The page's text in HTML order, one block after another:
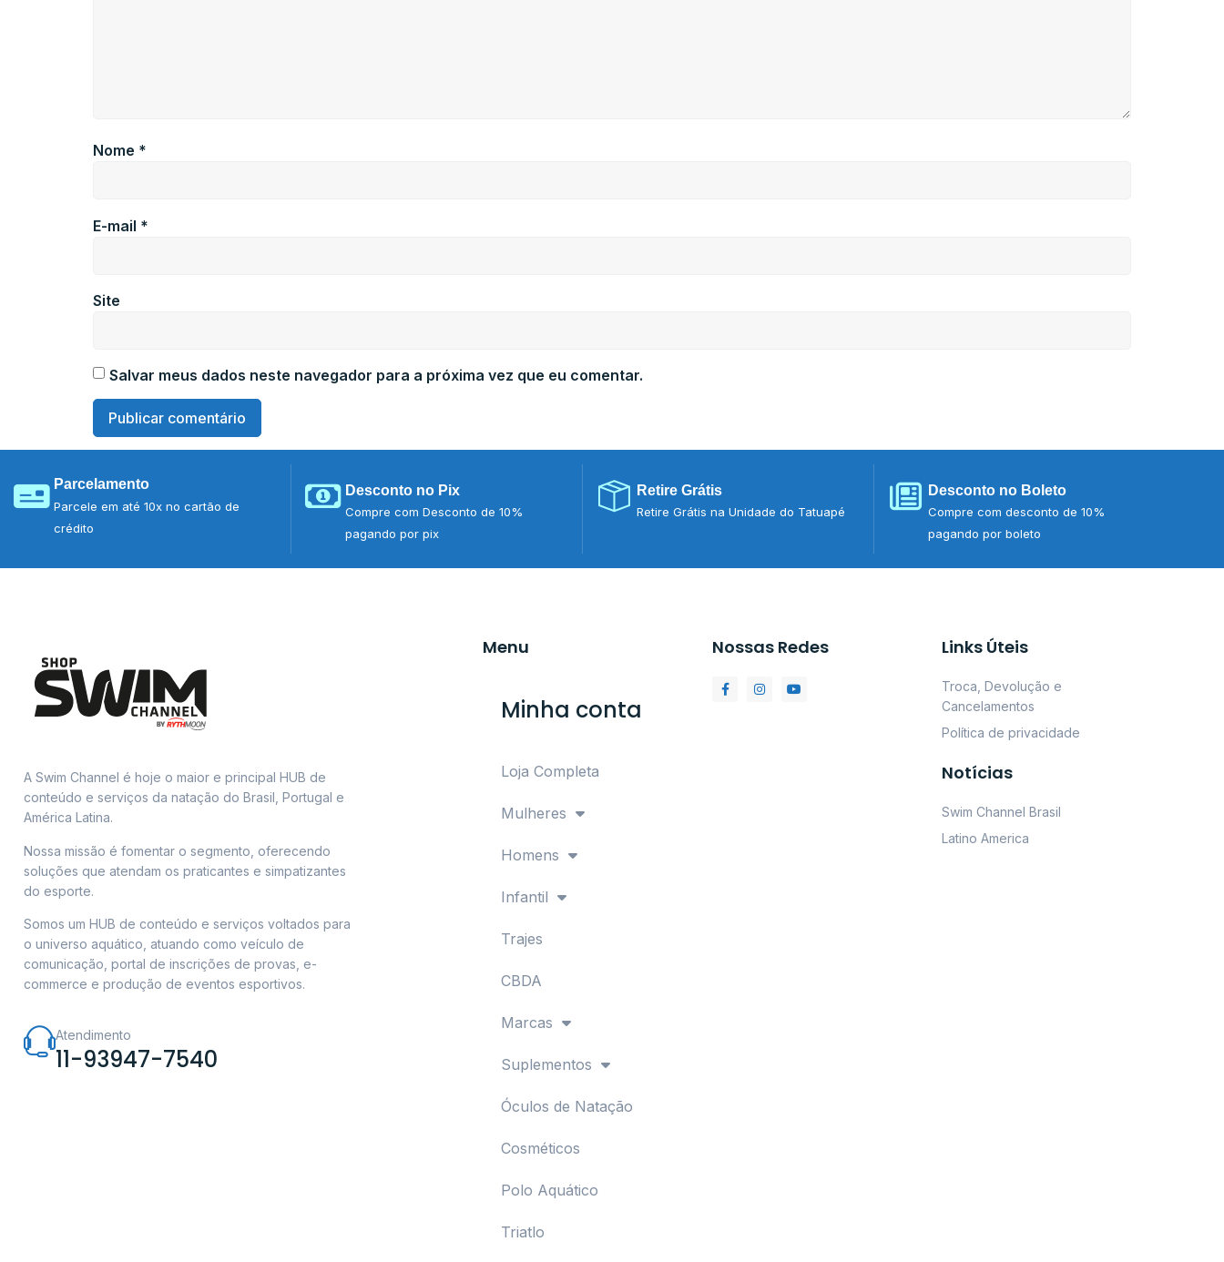
Nome *
E-mail *
Site
Salvar meus dados neste navegador para a próxima vez que eu comentar.
Parcelamento
Parcele em até 10x no cartão de
crédito
Desconto no Pix
Compre com Desconto de 10%
pagando por pix
Retire Grátis
Retire Grátis na Unidade do Tatuapé
Desconto no Boleto
Compre com desconto de 10%
pagando por boleto
A Swim Channel é hoje o maior e principal HUB de
conteúdo e serviços da natação do Brasil, Portugal e
América Latina.
Nossa missão é fomentar o segmento, oferecendo
soluções que atendam os praticantes e simpatizantes
do esporte.
Somos um HUB de conteúdo e serviços voltados para
o universo aquático, atuando como veículo de
comunicação, portal de inscrições de provas, e-
commerce e produção de eventos esportivos.
Atendimento
11-93947-7540
Menu
Minha conta
Loja Completa
Mulheres
Homens
Infantil
Trajes
CBDA
Marcas
Suplementos
Óculos de Natação
Cosméticos
Polo Aquático
Triatlo
Nossas Redes Links Úteis
Troca, Devolução e
Cancelamentos
Política de privacidade
Notícias
Swim Channel Brasil
Latino America